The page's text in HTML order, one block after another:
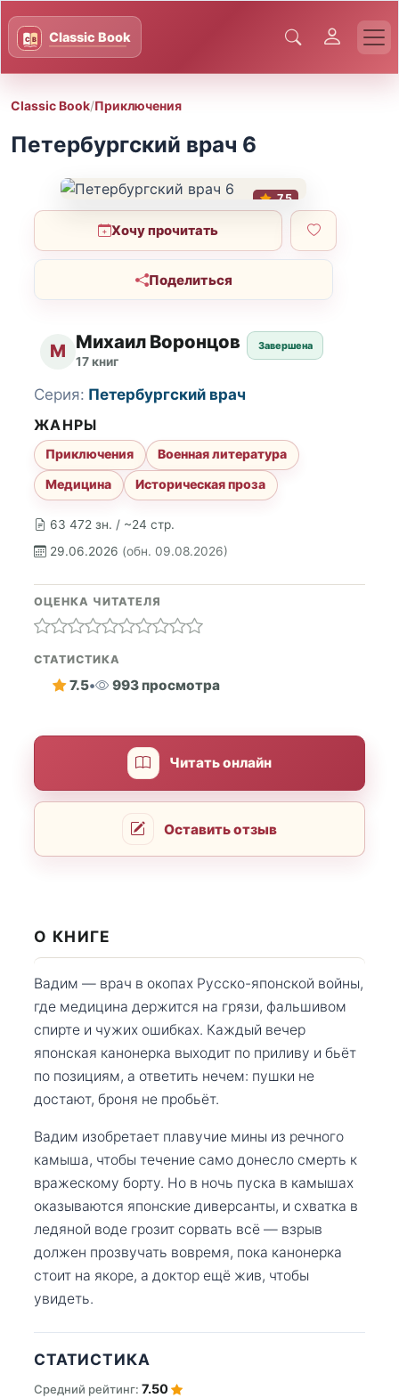
Classic Book/Приключения
Петербургский врач 6
7.5
Хочу прочитать
Поделиться
М Михаил Воронцов
17 книг
Завершена
63 472 зн. / ~24 стр.
29.06.2026 (обн. 09.08.2026)
Серия: Петербургский врач
ЖАНРЫ
Приключения
Военная литература
Медицина
Историческая проза
ОЦЕНКА ЧИТАТЕЛЯ
СТАТИСТИКА
7.5• 993 просмотра
Читать онлайн
Оставить отзыв
О КНИГЕ
Вадим — врач в окопах Русско-японской войны,
где медицина держится на грязи, фальшивом
спирте и чужих ошибках. Каждый вечер
японская канонерка выходит по приливу и бьёт
по позициям, а ответить нечем: пушки не
достают, броня не пробьёт.
Вадим изобретает плавучие мины из речного
камыша, чтобы течение само донесло смерть к
вражескому борту. Но в ночь пуска в камышах
оказываются японские диверсанты, и схватка в
ледяной воде грозит сорвать всё — взрыв
должен прозвучать вовремя, пока канонерка
стоит на якоре, а доктор ещё жив, чтобы
увидеть.
СТАТИСТИКА
Средний рейтинг: 7.50